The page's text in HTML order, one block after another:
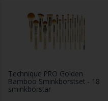
Technique PRO Golden
Bamboo Sminkborstset - 18
sminkborstar